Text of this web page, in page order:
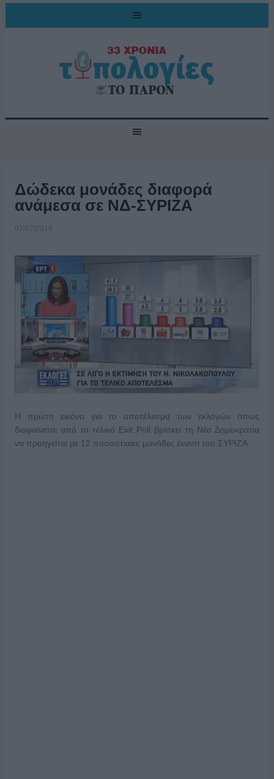
Δώδεκα μονάδες διαφορά
ανάμεσα σε ΝΔ-ΣΥΡΙΖΑ
07/07/2019
Η πρώτη εικόνα για το αποτέλεσμα των εκλογών όπως
διαφαίνεται από το τελικό Exit Poll βρίσκει τη Νέα Δημοκρατία
να προηγείται με 12 ποσοστιαίες μονάδες έναντι του ΣΥΡΙΖΑ.